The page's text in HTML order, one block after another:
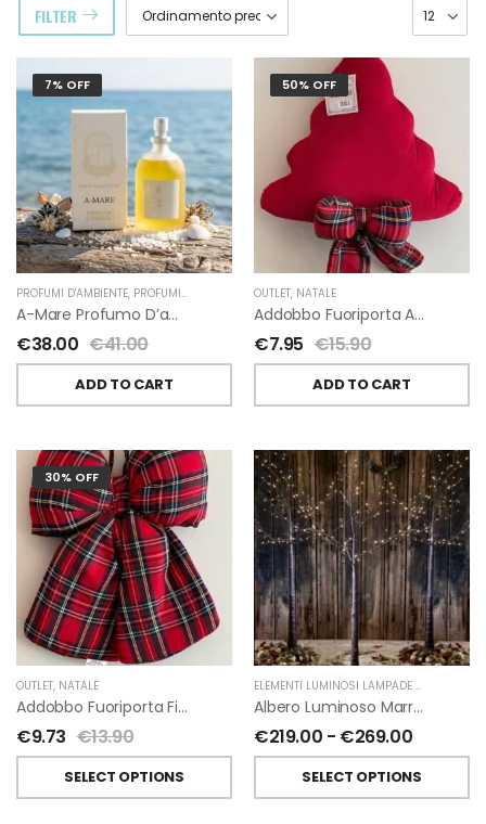
FILTER
7% OFF
PROFUMI D'AMBIENTE, PROFUMI D'AMBIENTE FIORIRA' UN GIARDINO
A-Mare Profumo D’ambiente Di Fiorirà Un Giardino
€38.00 €41.00
ADD TO CART
50% OFF
OUTLET, NATALE
Addobbo Fuoriporta Alberello Velluto Rosso Con Fiocchetto Tartan
€7.95 €15.90
ADD TO CART
30% OFF
OUTLET, NATALE
Addobbo Fuoriporta Fiocco In Velluto Rosso O In Tartan
€9.73 €13.90
SELECT OPTIONS
ELEMENTI LUMINOSI LAMPADE E LED
Albero Luminoso Marrone Interno-Esterno Di Fiorirà Un Giardino
€219.00 - €269.00
SELECT OPTIONS